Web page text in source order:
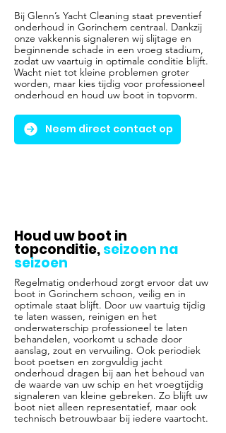
Bij Glenn’s Yacht Cleaning staat preventief
onderhoud in Gorinchem centraal. Dankzij
onze vakkennis signaleren wij slijtage en
beginnende schade in een vroeg stadium,
zodat uw vaartuig in optimale conditie blijft.
Wacht niet tot kleine problemen groter
worden, maar kies tijdig voor professioneel
onderhoud en houd uw boot in topvorm.
Neem direct contact op
Houd uw boot in
topconditie,seizoen na
seizoen
Regelmatig onderhoud zorgt ervoor dat uw
boot in Gorinchem schoon, veilig en in
optimale staat blijft. Door uw vaartuig tijdig
te laten wassen, reinigen en het
onderwaterschip professioneel te laten
behandelen, voorkomt u schade door
aanslag, zout en vervuiling. Ook periodiek
boot poetsen en zorgvuldig jacht
onderhoud dragen bij aan het behoud van
de waarde van uw schip en het vroegtijdig
signaleren van kleine gebreken. Zo blijft uw
boot niet alleen representatief, maar ook
technisch betrouwbaar bij iedere vaartocht.